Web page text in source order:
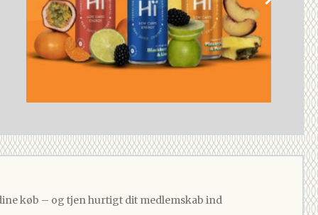
køb – og tjen hurtigt dit medlemskab ind